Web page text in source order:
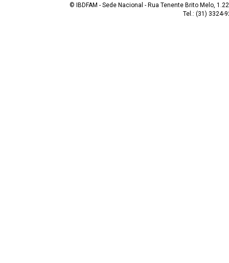
© IBDFAM - Sede Nacional - Rua Tenente Brito Melo,
Tel.: (31) 3324-